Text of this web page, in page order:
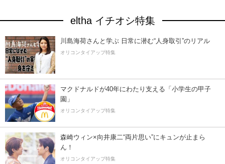
eltha イチオシ特集
川島海荷さんと学ぶ 日常に潜む“人身取引”のリアル
オリコンタイアップ特集
マクドナルドが40年にわたり支える「小学生の甲子
園」
オリコンタイアップ特集
森崎ウィン×向井康二“両片思い”にキュンが止まら
ん！
オリコンタイアップ特集